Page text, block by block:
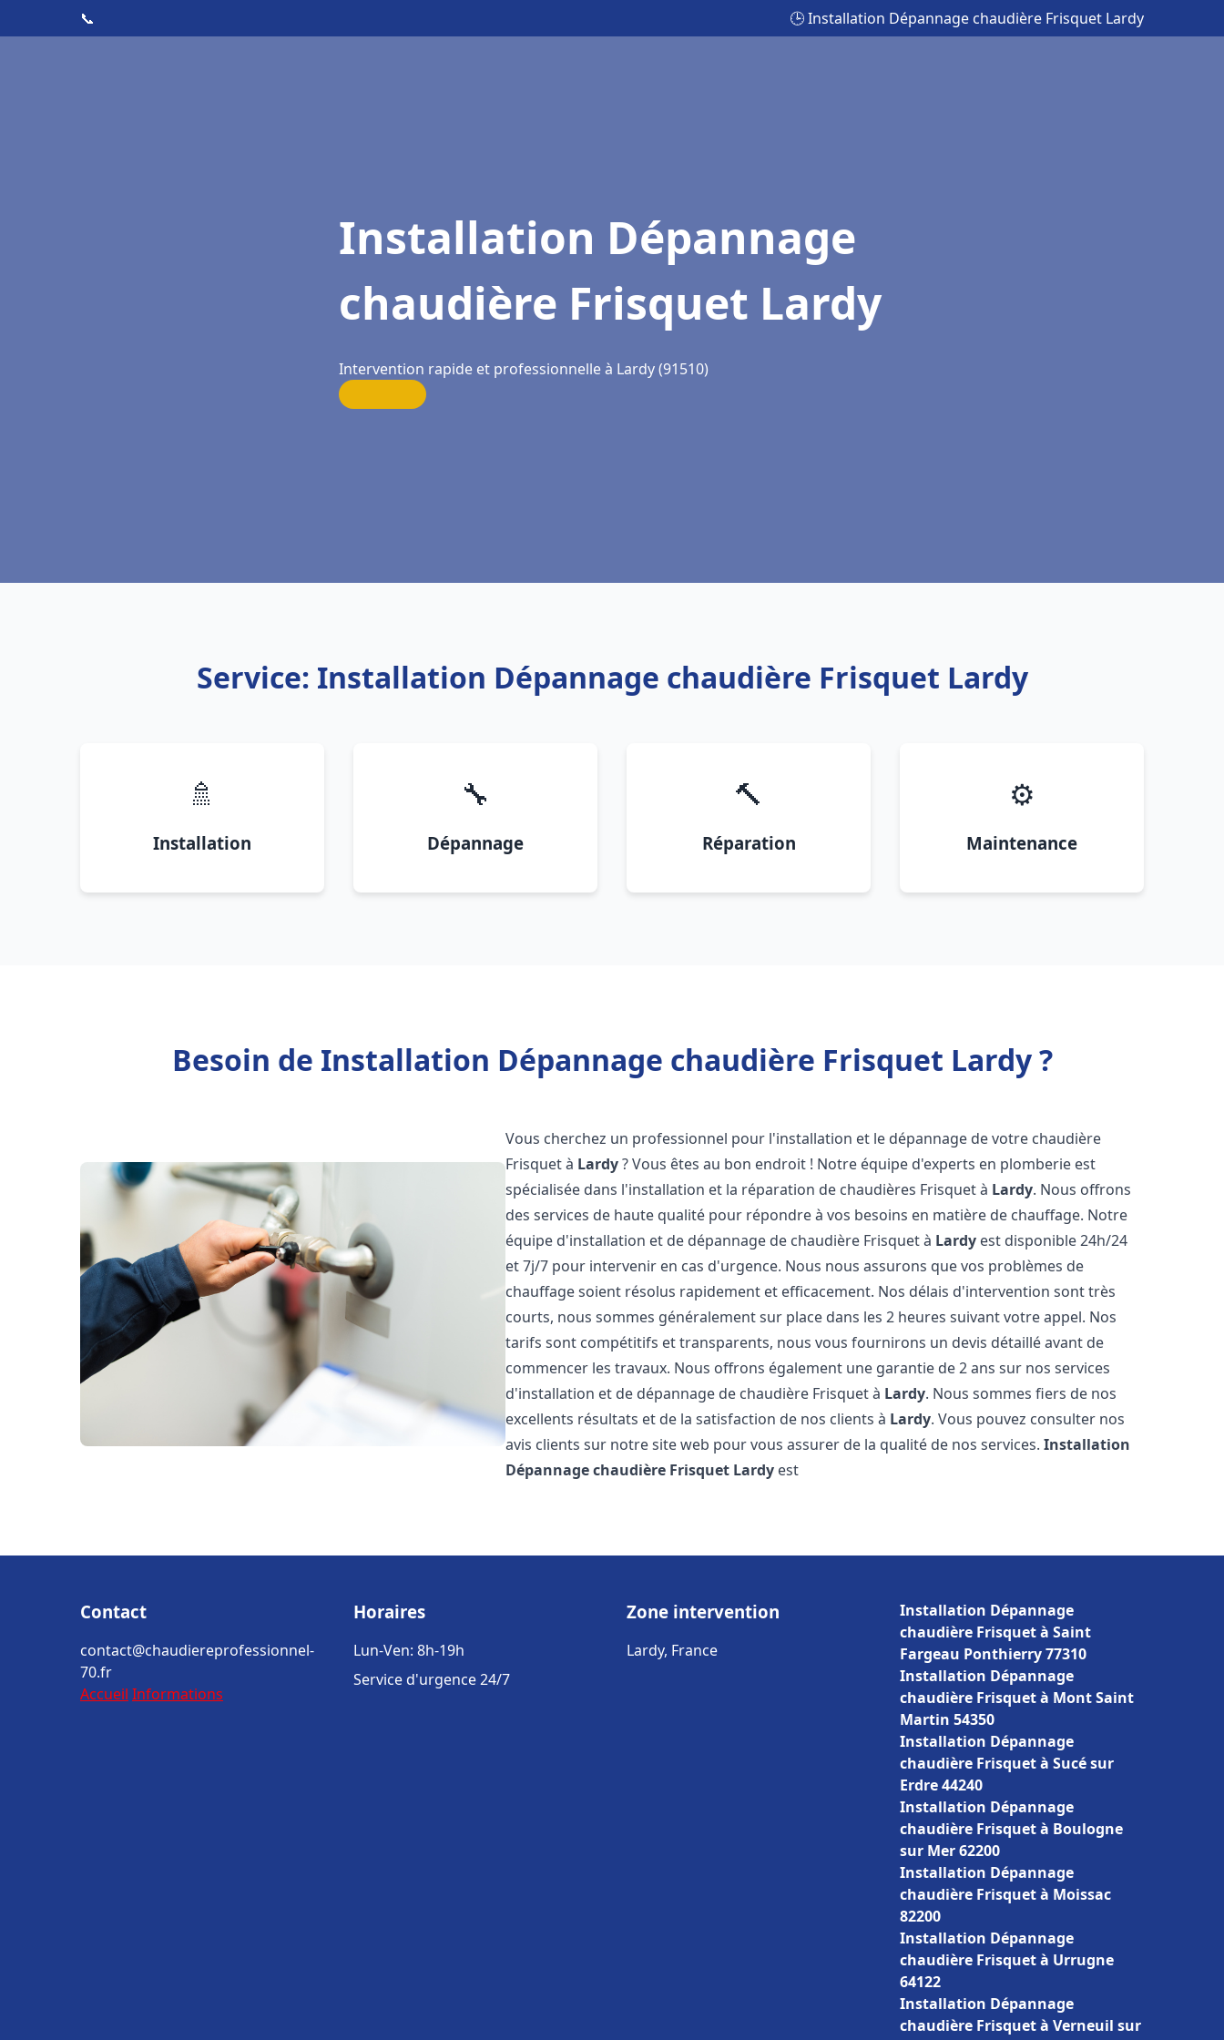
📞 🕒 Installation Dépannage chaudière Frisquet Lardy
Installation Dépannage
chaudière Frisquet Lardy
Intervention rapide et professionnelle à Lardy (91510)
Service: Installation Dépannage chaudière Frisquet Lardy
🚿
Installation
🔧
Dépannage
🔨
Réparation
⚙️
Maintenance
Besoin de Installation Dépannage chaudière Frisquet Lardy ?
Vous cherchez un professionnel pour l'installation et le dépannage de votre chaudière
Frisquet à Lardy? Vous êtes au bon endroit ! Notre équipe d'experts en plomberie est
spécialisée dans l'installation et la réparation de chaudières Frisquet à Lardy. Nous offrons
des services de haute qualité pour répondre à vos besoins en matière de chauffage. Notre
équipe d'installation et de dépannage de chaudière Frisquet à Lardy est disponible 24h/24
et 7j/7 pour intervenir en cas d'urgence. Nous nous assurons que vos problèmes de
chauffage soient résolus rapidement et efficacement. Nos délais d'intervention sont très
courts, nous sommes généralement sur place dans les 2 heures suivant votre appel. Nos
tarifs sont compétitifs et transparents, nous vous fournirons un devis détaillé avant de
commencer les travaux. Nous offrons également une garantie de 2 ans sur nos services
d'installation et de dépannage de chaudière Frisquet à Lardy. Nous sommes fiers de nos
excellents résultats et de la satisfaction de nos clients à Lardy. Vous pouvez consulter nos
avis clients sur notre site web pour vous assurer de la qualité de nos services.Installation
Dépannage chaudière Frisquet Lardy est
Contact
contact@chaudiereprofessionnel-
70.fr
Accueil Informations
Horaires
Lun-Ven: 8h-19h
Service d'urgence 24/7
Zone intervention
Lardy, France
Installation Dépannage
chaudière Frisquet à Saint
Fargeau Ponthierry 77310
Installation Dépannage
chaudière Frisquet à Mont Saint
Martin 54350
Installation Dépannage
chaudière Frisquet à Sucé sur
Erdre 44240
Installation Dépannage
chaudière Frisquet à Boulogne
sur Mer 62200
Installation Dépannage
chaudière Frisquet à Moissac
82200
Installation Dépannage
chaudière Frisquet à Urrugne
64122
Installation Dépannage
chaudière Frisquet à Verneuil sur